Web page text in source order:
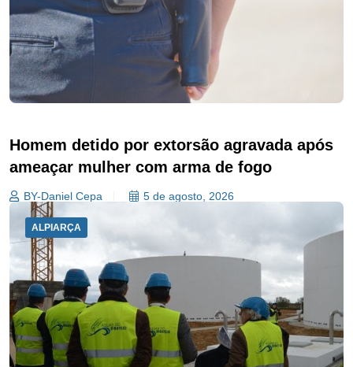
Homem detido por extorsão agravada após
ameaçar mulher com arma de fogo
BY-Daniel Cepa 5 de agosto, 2026
ALPIARÇA